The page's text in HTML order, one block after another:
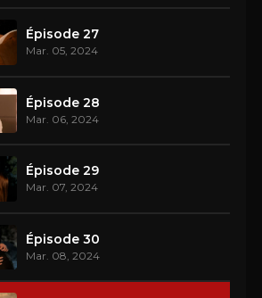
Épisode 27
Mar. 05, 2024
Épisode 28
Mar. 06, 2024
Épisode 29
Mar. 07, 2024
Épisode 30
Mar. 08, 2024